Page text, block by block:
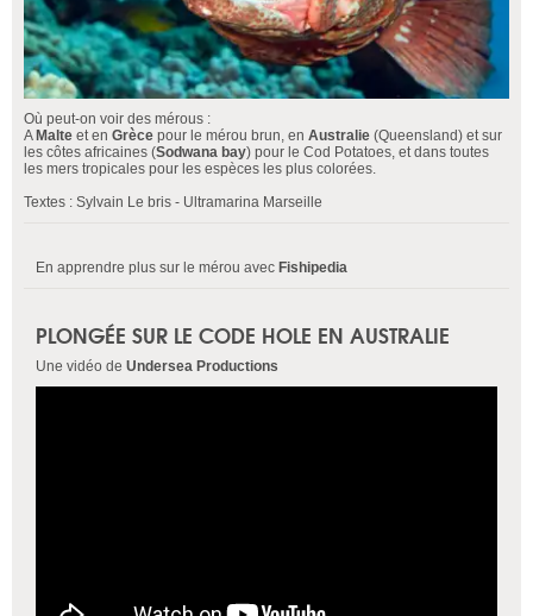
Où peut-on voir des mérous :
A Malte et en Grèce pour le mérou brun, en Australie (Queensland) et sur
les côtes africaines (Sodwana bay) pour le Cod Potatoes, et dans toutes
les mers tropicales pour les espèces les plus colorées.
Textes : Sylvain Le bris - Ultramarina Marseille
En apprendre plus sur le mérou avec Fishipedia
PLONGÉE SUR LE CODE HOLE EN AUSTRALIE
Une vidéo de Undersea Productions